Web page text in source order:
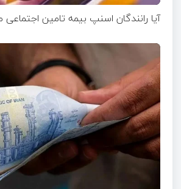
آیا رانندگان اسنپ بیمه تامین